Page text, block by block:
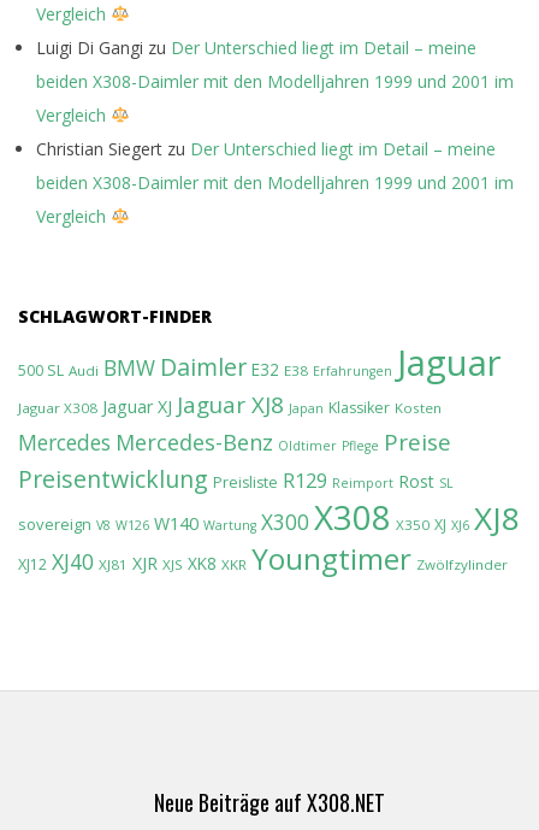
Vergleich
Luigi Di Gangi zu Der Unterschied liegt im Detail – meine
beiden X308-Daimler mit den Modelljahren 1999 und 2001 im
Vergleich
Christian Siegert zu Der Unterschied liegt im Detail – meine
beiden X308-Daimler mit den Modelljahren 1999 und 2001 im
Vergleich
SCHLAGWORT-FINDER
500 SL Audi BMW Daimler E32 E38 Erfahrungen Jaguar
Jaguar X308 Jaguar XJ Jaguar XJ8 Japan Klassiker Kosten
Mercedes Mercedes-Benz Oldtimer Pflege Preise
Preisentwicklung Preisliste R129 Reimport Rost SL
sovereign V8 W126 W140 Wartung X300 X308 X350 XJ XJ6 XJ8
XJ12 XJ40 XJ81 XJR XJS XK8 XKR Youngtimer Zwölfzylinder
Neue Beiträge auf X308.NET